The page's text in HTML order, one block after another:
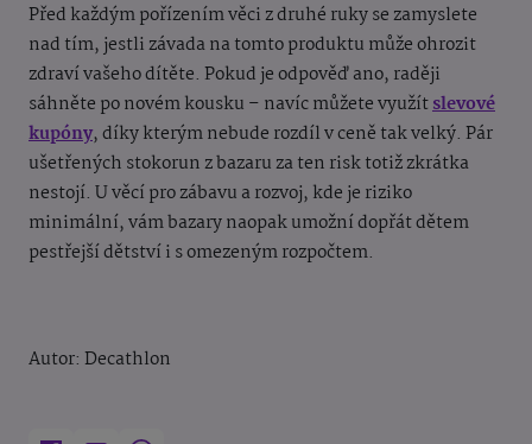
Před každým pořízením věci z druhé ruky se zamyslete
nad tím, jestli závada na tomto produktu může ohrozit
zdraví vašeho dítěte. Pokud je odpověď ano, raději
sáhněte po novém kousku – navíc můžete využítslevové
kupóny, díky kterým nebude rozdíl v ceně tak velký. Pár
ušetřených stokorun z bazaru za ten risk totiž zkrátka
nestojí. U věcí pro zábavu a rozvoj, kde je riziko
minimální, vám bazary naopak umožní dopřát dětem
pestřejší dětství i s omezeným rozpočtem.
Autor: Decathlon